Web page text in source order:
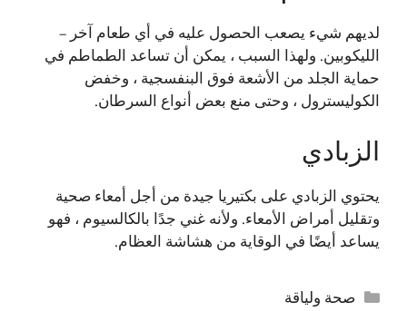
لديهم شيء يصعب الحصول عليه في أي طعام آخر –
الليكوبين. ولهذا السبب ، يمكن أن تساعد الطماطم في
حماية الجلد من الأشعة فوق البنفسجية ، وخفض
الكوليسترول ، وحتى منع بعض أنواع السرطان.
الزبادي
يحتوي الزبادي على بكتيريا جيدة من أجل أمعاء صحية
وتقليل أمراض الأمعاء. ولأنه غني جدًا بالكالسيوم ، فهو
يساعد أيضًا في الوقاية من هشاشة العظام.
التصنيفات
صحة ولياقة